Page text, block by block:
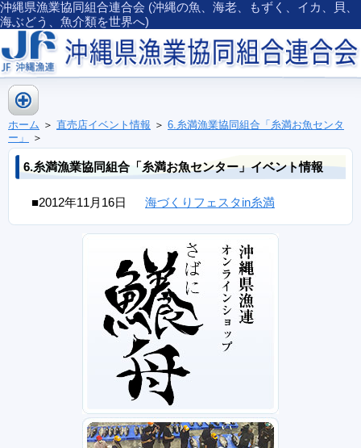
沖縄県漁業協同組合連合会 (沖縄の魚、海老、もずく、イカ、貝、
海ぶどう、魚介類を世界へ)
ホーム ＞ 直売店イベント情報 ＞ 6.糸満漁業協同組合「糸満お魚センタ
ー」
＞
6.糸満漁業協同組合「糸満お魚センター」イベント情報
■2012年11月16日 海づくりフェスタin糸満